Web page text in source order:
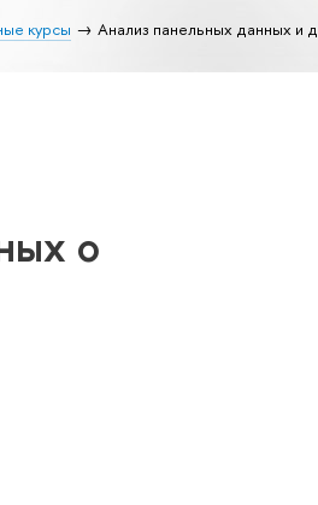
курсы Анализ панельных данных и
о